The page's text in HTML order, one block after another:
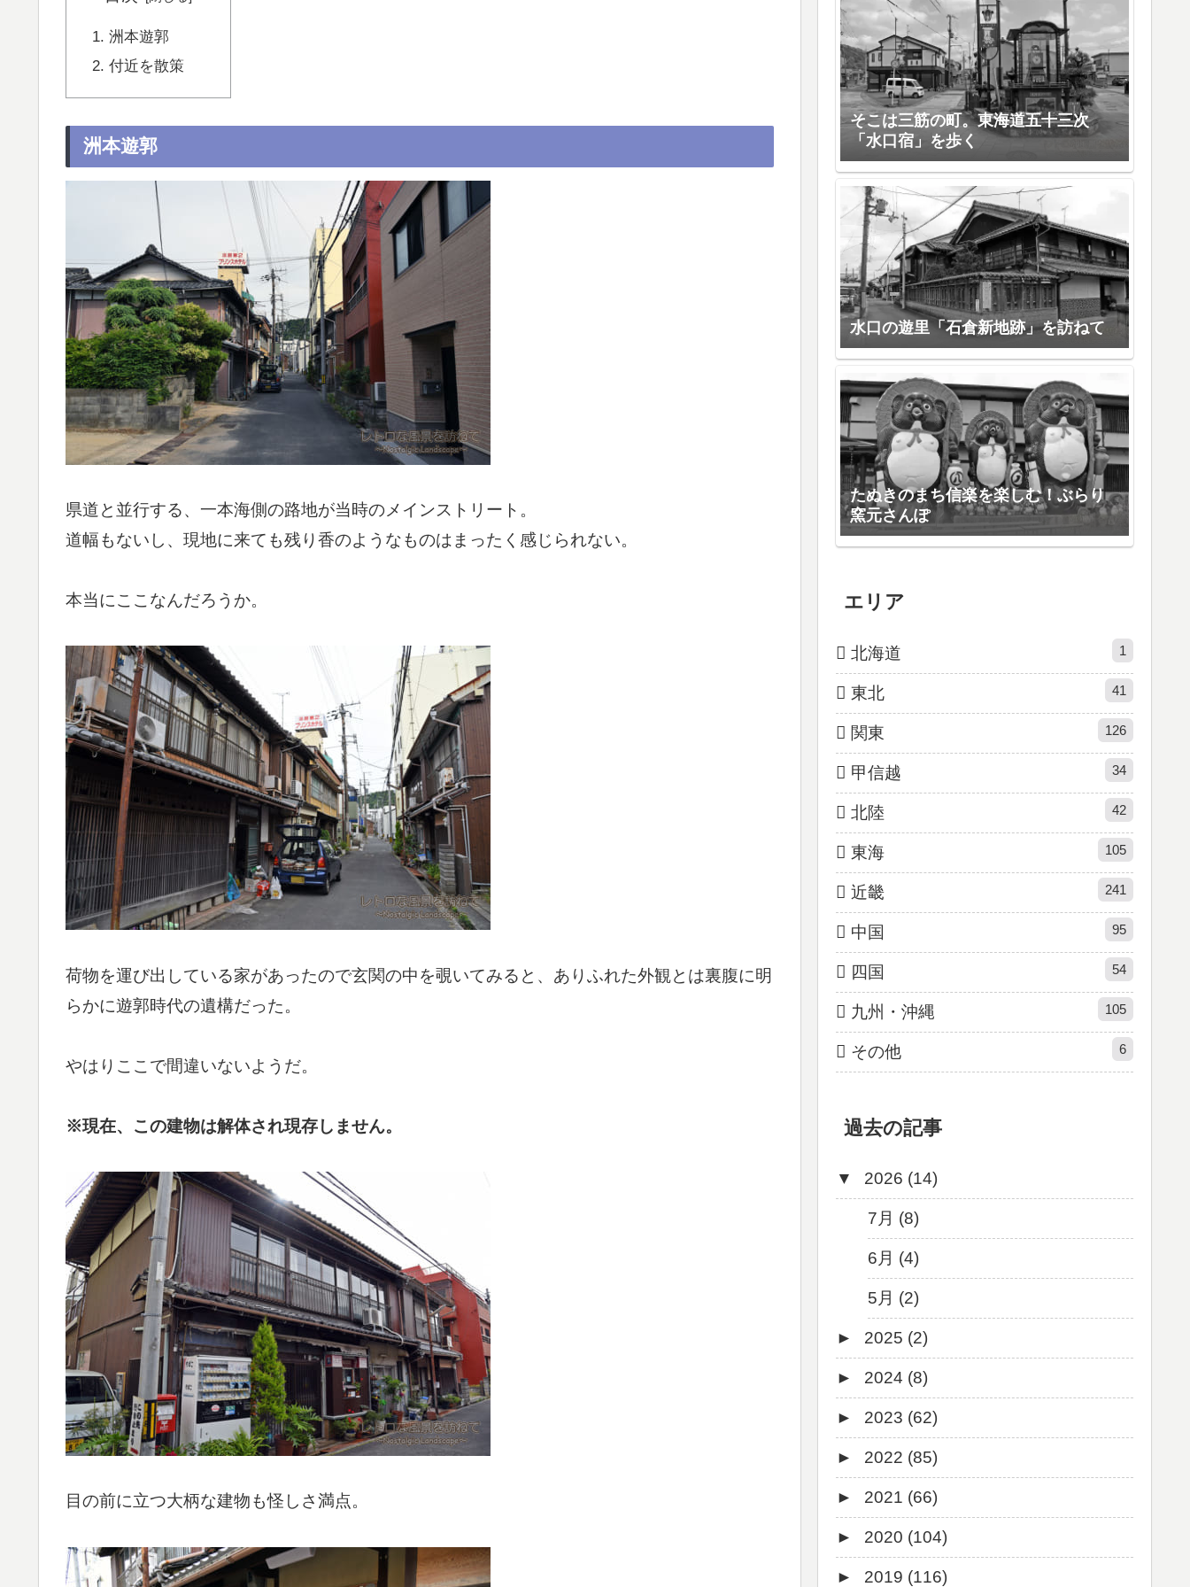
洲本遊郭
付近を散策
洲本遊郭
県道と並行する、一本海側の路地が当時のメインストリート。
道幅もないし、現地に来ても残り香のようなものはまったく感じられない。
本当にここなんだろうか。
荷物を運び出している家があったので玄関の中を覗いてみると、ありふれた外観とは裏腹に明
らかに遊郭時代の遺構だった。
やはりここで間違いないようだ。
※現在、この建物は解体され現存しません。
目の前に立つ大柄な建物も怪しさ満点。
そこは三筋の町。東海道五十三次
「水口宿」を歩く
水口の遊里「石倉新地跡」を訪ねて
たぬきのまち信楽を楽しむ！ぶらり
窯元さんぽ
エリア
北海道 1
東北 41
関東 126
甲信越 34
北陸 42
東海 105
近畿 241
中国 95
四国 54
九州・沖縄 105
その他 6
過去の記事
▼ 2026 (14)
7月 (8)
6月 (4)
5月 (2)
► 2025 (2)
12月 (1)
6月 (1)
► 2024 (8)
8月 (1)
7月 (1)
5月 (2)
4月 (3)
3月 (1)
► 2023 (62)
9月 (1)
8月 (1)
7月 (8)
6月 (5)
► 2022 (85)
12月 (3)
10月 (1)
9月 (4)
► 2021 (66)
12月 (4)
11月 (8)
► 2020 (104)
12月 (7)
► 2019 (116)